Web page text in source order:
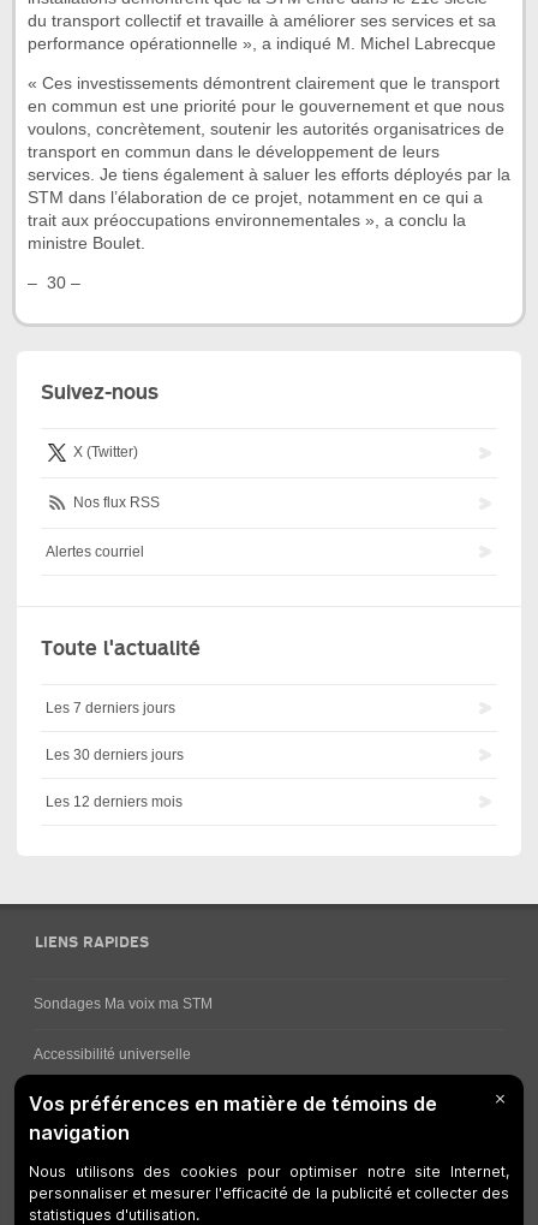
du transport collectif et travaille à améliorer ses services et sa
performance opérationnelle », a indiqué M. Michel Labrecque
« Ces investissements démontrent clairement que le transport
en commun est une priorité pour le gouvernement et que nous
voulons, concrètement, soutenir les autorités organisatrices de
transport en commun dans le développement de leurs
services. Je tiens également à saluer les efforts déployés par la
STM dans l’élaboration de ce projet, notamment en ce qui a
trait aux préoccupations environnementales », a conclu la
ministre Boulet.
– 30 –
Suivez-nous
X (Twitter)
Nos flux RSS
Alertes courriel
Toute l'actualité
Les 7 derniers jours
Les 30 derniers jours
Les 12 derniers mois
LIENS RAPIDES
Sondages Ma voix ma STM
Accessibilité universelle
Comment obtenir vos horaires de bus
Travaux en cours